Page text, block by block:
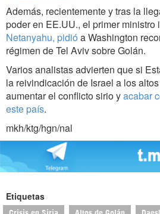
Además, recientemente y tras la
poder en EE.UU., el primer ministro
Netanyahu, pidió a Washington
régimen de Tel Aviv sobre Golán.
Varios analistas advierten que si
la reivindicación de Israel a los
aumentar el conflicto sirio yacabar
este país.
mkh/ktg/hgn/nal
Etiquetas
Crisis en Siria Altos de Golán